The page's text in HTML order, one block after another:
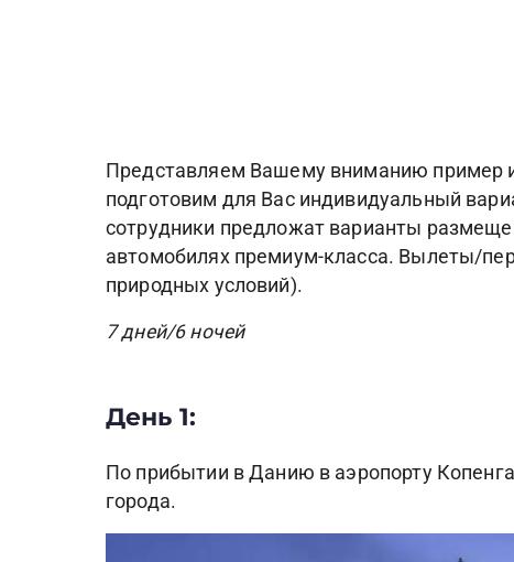
Представляем Вашему вниманию пример
подготовим для Вас индивидуальный
сотрудники предложат варианты
автомобилях премиум-класса. Вылеты/
природных условий).
7 дней/6 ночей
День 1:
По прибытии в Данию в аэропорту
города.